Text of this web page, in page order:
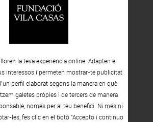
la teva experiència online. Adapten el
interessos i permeten mostrar-te publicitat
perfil elaborat segons la manera en què
galetes pròpies i de tercers de manera
només per al teu benefici. Ni més ni
les, fes clic en el botó "Accepto i continuo